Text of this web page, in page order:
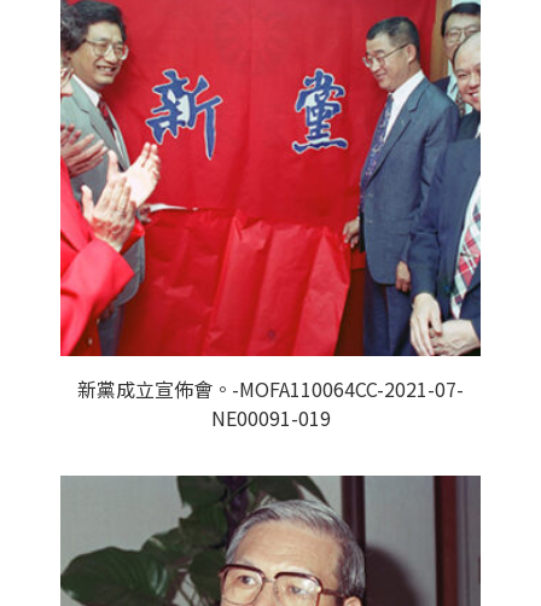
新黨成立宣佈會。-MOFA110064CC-2021-07-
NE00091-019